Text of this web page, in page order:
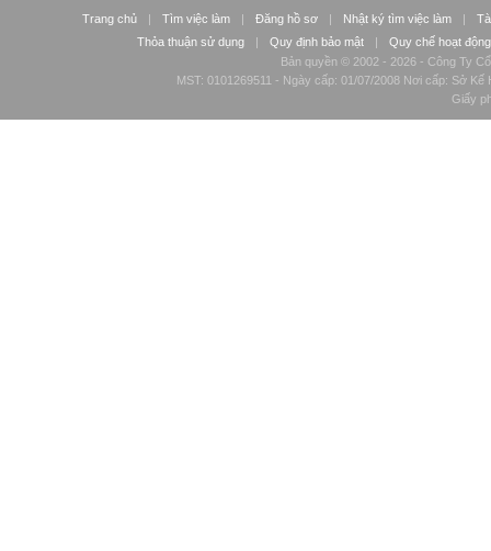
Trang chủ | Tìm việc làm | Đăng hồ sơ | Nhật ký tìm việc làm |
Thỏa thuận sử dụng
| Quy định bảo mật |
Quy chế hoạt động
Bản quyền © 2002 - 2026 - Công Ty
MST: 0101269511 - Ngày cấp: 01/07/2008 Nơi cấp: Sở
Giấy